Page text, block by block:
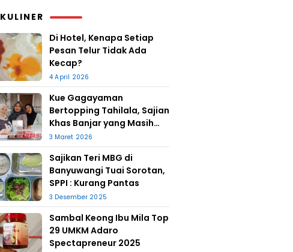
KULINER
Di Hotel, Kenapa Setiap
Pesan Telur Tidak Ada
Kecap?
4 April 2026
Kue Gagayaman
Bertopping Tahilala, Sajian
Khas Banjar yang Masih
Bertahan
3 Maret 2026
Sajikan Teri MBG di
Banyuwangi Tuai Sorotan,
SPPI : Kurang Pantas
3 Desember 2025
Sambal Keong Ibu Mila Top
29 UMKM Adaro
Spectapreneur 2025